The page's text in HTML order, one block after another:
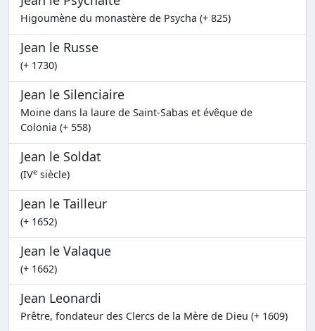
Higoumène du monastère de Psycha (+ 825)
Jean le Russe
(+ 1730)
Jean le Silenciaire
Moine dans la laure de Saint-Sabas et évêque de
Colonia (+ 558)
Jean le Soldat
(IVe siècle)
Jean le Tailleur
(+ 1652)
Jean le Valaque
(+ 1662)
Jean Leonardi
Prêtre, fondateur des Clercs de la Mère de Dieu (+ 1609)